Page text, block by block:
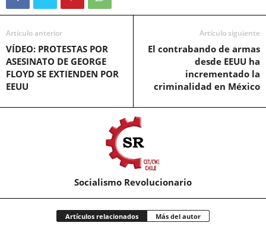
Artículo anterior
VÍDEO: PROTESTAS POR
ASESINATO DE GEORGE
FLOYD SE EXTIENDEN POR
EEUU
Artículo siguiente
El contrabando de armas
desde EEUU ha
incrementado la
criminalidad en México
Socialismo Revolucionario
Artículos relacionados Más del autor